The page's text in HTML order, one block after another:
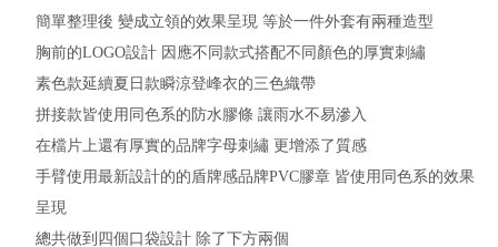
簡單整理後 變成立領的效果呈現 等於一件外套有兩種造型
胸前的LOGO設計 因應不同款式搭配不同顏色的厚實刺繡
素色款延續夏日款瞬涼登峰衣的三色織帶
拼接款皆使用同色系的防水膠條 讓雨水不易滲入
在檔片上還有厚實的品牌字母刺繡 更增添了質感
手臂使用最新設計的的盾牌感品牌PVC膠章 皆使用同色系的效果
呈現
總共做到四個口袋設計 除了下方兩個